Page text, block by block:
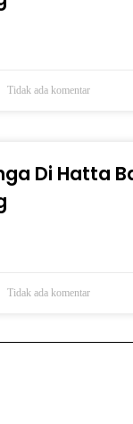
Tidak ada komentar
Di Hatta
Tidak ada komentar